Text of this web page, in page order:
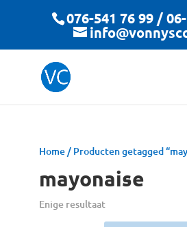
076-541 76 99 /
Home/ Producten getagged
mayonaise
Enige resultaat